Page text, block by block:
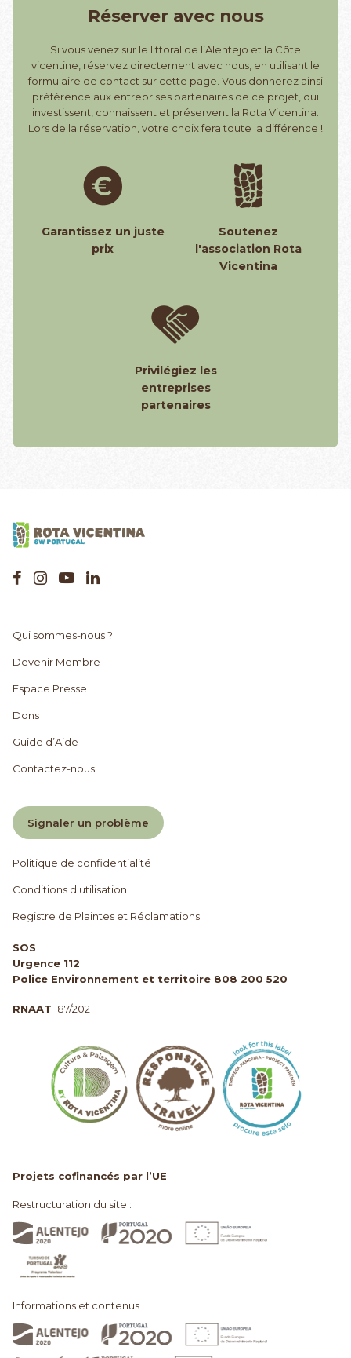
Réserver avec nous
Si vous venez sur le littoral de l’Alentejo et la Côte
vicentine, réservez directement avec nous, en utilisant le
formulaire de contact sur cette page. Vous donnerez ainsi
préférence aux entreprises partenaires de ce projet, qui
investissent, connaissent et préservent la Rota Vicentina.
Lors de la réservation, votre choix fera toute la différence !
Garantissez un juste
prix
Soutenez
l'association Rota
Vicentina
Privilégiez les
entreprises
partenaires
Qui sommes-nous ?
Devenir Membre
Espace Presse
Dons
Guide d’Aide
Contactez-nous
Signaler un problème
Politique de confidentialité
Conditions d'utilisation
Registre de Plaintes et Réclamations
SOS
Urgence 112
Police Environnement et territoire 808 200 520
RNAAT 187/2021
Projets cofinancés par l’UE
Restructuration du site :
Informations et contenus :